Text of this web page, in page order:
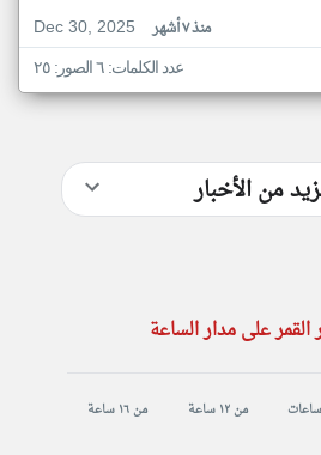
Dec 30, 2025
منذ ٧ أشهر
عدد الكلمات: ٦ الصور: ٢٥
من الأخبار
القمر على مدار الساعة
من ١٢ ساعة من ١٦ ساعة